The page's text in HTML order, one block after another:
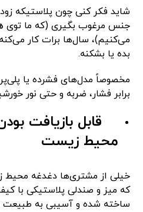
شاید فکر کنی چون پلاستیکه
جنس مرغوب بگیری (که ما توی
می‌کنیم)، سال‌ها برات کار
بده یا بشکنه.
مخصوصاً مدل‌های فشرده یا
برابر فشار، ضربه و حتی نور
قابل بازیافت
محیط‌ زیست
خیلی از مشتری‌ها دغدغه محیط
که میز و صندلی پلاستیکی با
ساخته شده و آسیبی به طبیعت